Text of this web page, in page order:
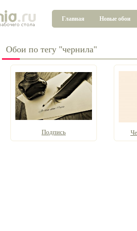
Главная Новые обои
Обои по тегу "чернила"
Подпись